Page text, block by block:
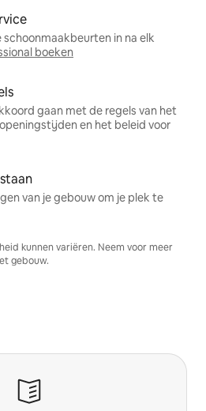
schoonmaakbeurten in na elk
boeken
gaan met de regels van het
en het beleid voor
van je gebouw om je plek te
kunnen variëren. Neem voor meer
gebouw.